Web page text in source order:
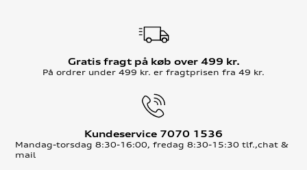
Gratis fragt på køb over 499 kr.
På ordrer under 499 kr. er fragtprisen fra 49 kr.
Kundeservice 7070 1536
Mandag-torsdag 8:30-16:00, fredag 8:30-15:30 tlf.,chat &
mail